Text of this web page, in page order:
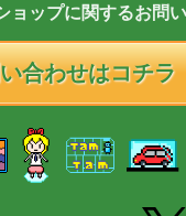
ョップに関するお問
合わせはコチラ